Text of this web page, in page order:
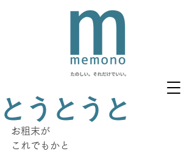
とうとうと
お粗末が
これでもかと